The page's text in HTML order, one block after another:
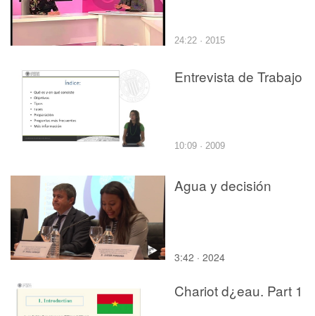
24:22 · 2015
Entrevista de Trabajo
10:09 · 2009
Agua y decisión
3:42 · 2024
Chariot d¿eau. Part 1